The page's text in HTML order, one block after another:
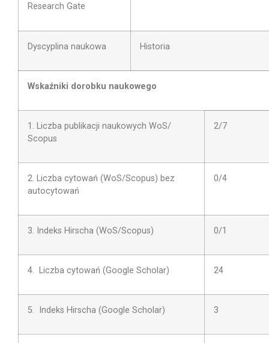
Research Gate
Dyscyplina naukowa Historia
Wskaźniki dorobku naukowego
1. Liczba publikacji naukowych WoS/
Scopus
2/7
2. Liczba cytowań (WoS/Scopus) bez
autocytowań
0/4
3. Indeks Hirscha (WoS/Scopus) 0/1
4. Liczba cytowań (Google Scholar) 24
5. Indeks Hirscha (Google Scholar) 3